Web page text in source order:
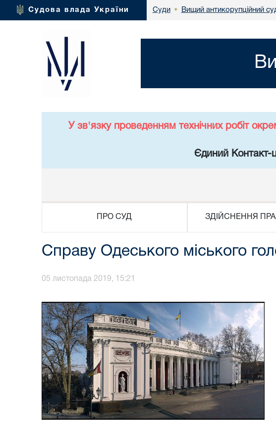
Судова влада України Суди • Вищий антикорупційний
У зв'язку проведенням технічних робіт
Єдиний Контакт-
ПРО СУД ЗДІЙСНЕННЯ
Справу Одеського міського
05 листопада 2019, 15:21